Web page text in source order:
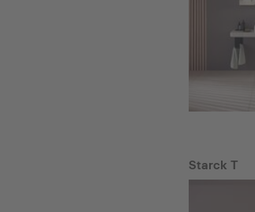
Starck T